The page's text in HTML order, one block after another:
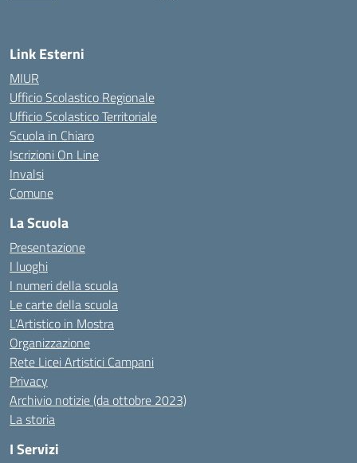
Link Esterni
MIUR
Ufficio Scolastico Regionale
Ufficio Scolastico Territoriale
Scuola in Chiaro
Iscrizioni On Line
Invalsi
Comune
La Scuola
Presentazione
I luoghi
I numeri della scuola
Le carte della scuola
L’Artistico in Mostra
Organizzazione
Rete Licei Artistici Campani
Privacy
Archivio notizie (da ottobre 2023)
La storia
I Servizi